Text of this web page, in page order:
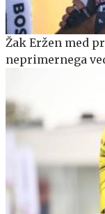
Žak Eržen med
neprimernega